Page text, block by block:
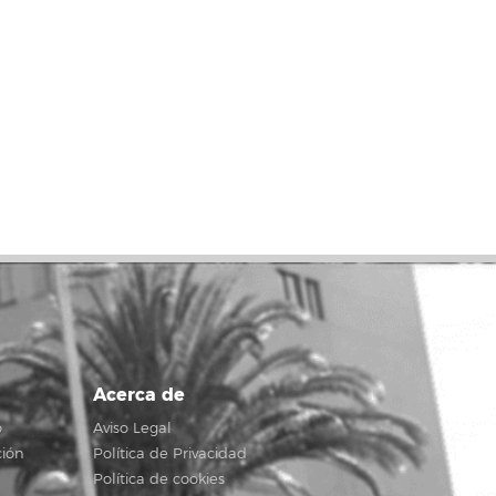
Acerca de
Aviso Legal
Política de Privacidad
Política de cookies